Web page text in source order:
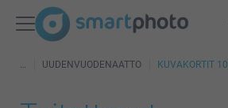
UUDENVUODENAATTO KUVAKORTIT